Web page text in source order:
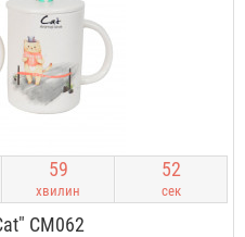
59
хвилин
51
сек
CM062